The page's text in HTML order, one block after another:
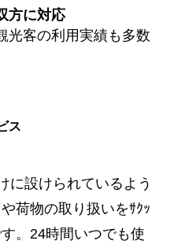
方に対応
光客の利用実績も多数
ス
に設けられているよう
荷物の取り扱いをｻｸｯ
。24時間いつでも使